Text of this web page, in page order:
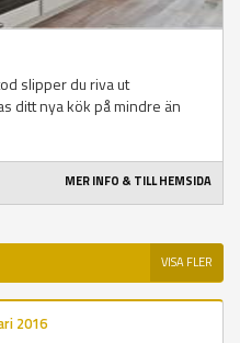
slipper du riva ut
ditt nya kök på mindre än
MER INFO & TILL HEMSIDA
VISA FLER
2016